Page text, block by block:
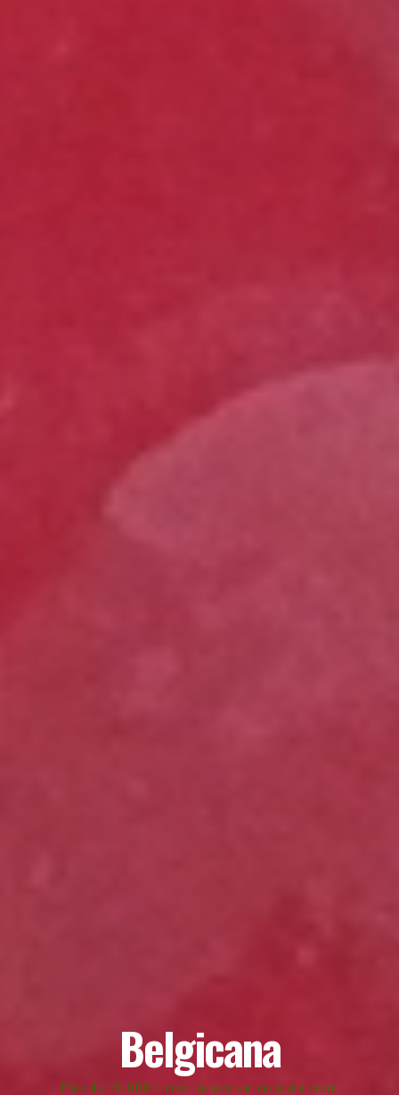
Belgicana
Plus de 14.000 livres belges en seconde main